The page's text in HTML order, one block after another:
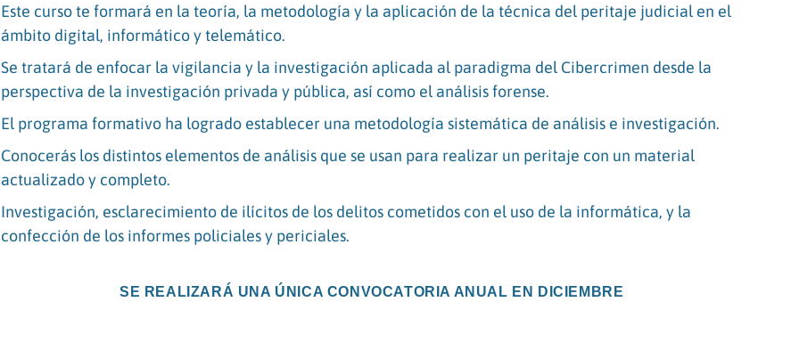
Este curso te formará en la teoría, la metodología y la aplicación de la técnica del peritaje judicial en el
ámbito digital, informático y telemático.
Se tratará de enfocar la vigilancia y la investigación aplicada al paradigma del Cibercrimen desde la
perspectiva de la investigación privada y pública, así como el análisis forense.
El programa formativo ha logrado establecer una metodología sistemática de análisis e investigación.
Conocerás los distintos elementos de análisis que se usan para realizar un peritaje con un material
actualizado y completo.
Investigación, esclarecimiento de ilícitos de los delitos cometidos con el uso de la informática, y la
confección de los informes policiales y periciales.
SE REALIZARÁ UNA ÚNICA CONVOCATORIA ANUAL EN DICIEMBRE